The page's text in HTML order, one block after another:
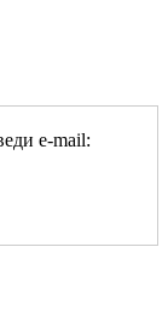
e-mail: